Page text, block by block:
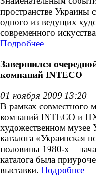
пространстве Украины
одного из ведущих
современного
Подробнее
Завершился
компаний INTECO
01 ноября 2009 13:20
В рамках совместного
компаний INTECO и
художественном музее
каталога «Украинская
половины 1980-х –
каталога была
выставки. Подробнее